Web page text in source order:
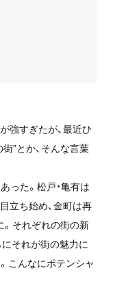
強すぎたが、最近ひ
街”とか、そんな言葉
った。松戸・亀有は
立ち始め、金町は再
それぞれの街の新
にそれが街の魅力に
こんなにポテンシャ